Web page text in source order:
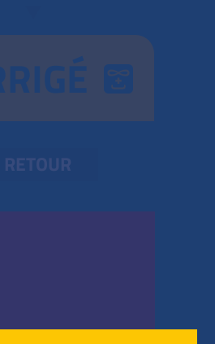
RETOUR